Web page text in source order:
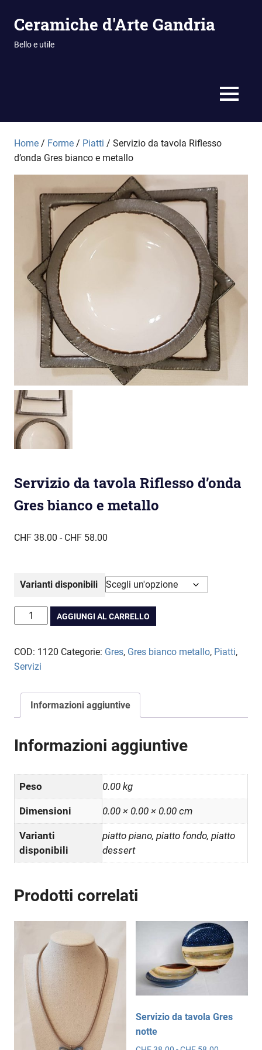
Ceramiche d'Arte Gandria
Bello e utile
MENU
Home / Forme / Piatti / Servizio da tavola Riflesso
d’onda Gres bianco e metallo
Servizio da tavola Riflesso d’onda
Gres bianco e metallo
CHF 38.00 - CHF 58.00
da
CHF 38.00
CHF 58.00
Varianti disponibili
Servizio
da
Riflesso
d'onda
bianco
e
quantità
AGGIUNGI AL CARRELLO
COD: 1120 Categorie: Gres, Gres bianco metallo, Piatti,
Servizi
Informazioni aggiuntive
Informazioni aggiuntive
Peso 0.00 kg
Dimensioni 0.00 × 0.00 × 0.00 cm
Varianti
disponibili
piatto piano, piatto fondo, piatto
dessert
Prodotti correlati
Servizio da tavola Gres
notte